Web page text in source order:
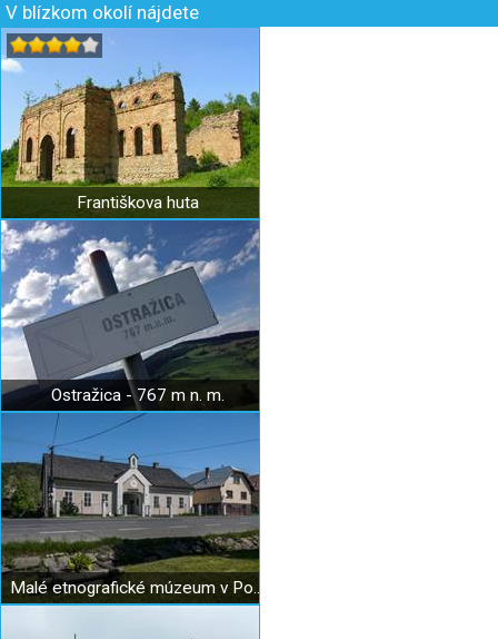
V blízkom okolí nájdete
Františkova huta
Ostražica - 767 m n. m.
Malé etnografické múzeum v Podbieli